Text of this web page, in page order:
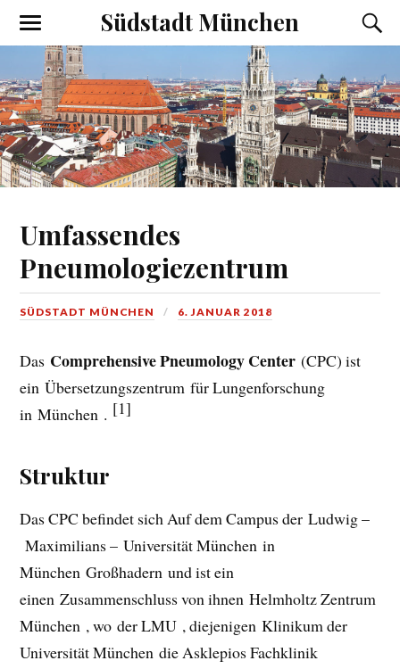
Südstadt München
Umfassendes
Pneumologiezentrum
SÜDSTADT MÜNCHEN 6. JANUAR 2018
Das Comprehensive Pneumology Center (CPC) ist
ein Übersetzungszentrum für Lungenforschung
in München . [1]
Struktur
Das CPC befindet sich Auf dem Campus der Ludwig –
Maximilians – Universität München in
München Großhadern und ist ein
einen Zusammenschluss von ihnen Helmholtz Zentrum
München , wo der LMU , diejenigen Klinikum der
Universität München die Asklepios Fachklinik